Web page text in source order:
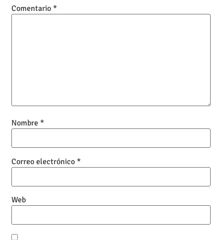
Comentario*
Nombre*
Correo electrónico*
Web